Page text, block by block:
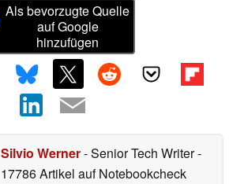
Als bevorzugte Quelle
auf Google
hinzufügen
Silvio Werner- Senior Tech Writer-
17786 Artikel auf Notebookcheck